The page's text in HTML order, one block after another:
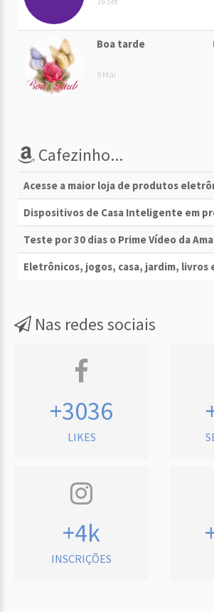
Boa tarde
9 Mai
Cafezinho...
Acesse a maior loja de produtos
Dispositivos de Casa Inteligente em
Teste por 30 dias o Prime Vídeo da
Eletrônicos, jogos, casa, jardim, livros
Nas redes sociais
+3036
LIKES
+4k
INSCRIÇÕES